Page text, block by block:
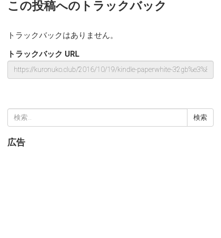
この投稿へのトラックバック
トラックバックはありません。
トラックバック URL
検
索:
広告